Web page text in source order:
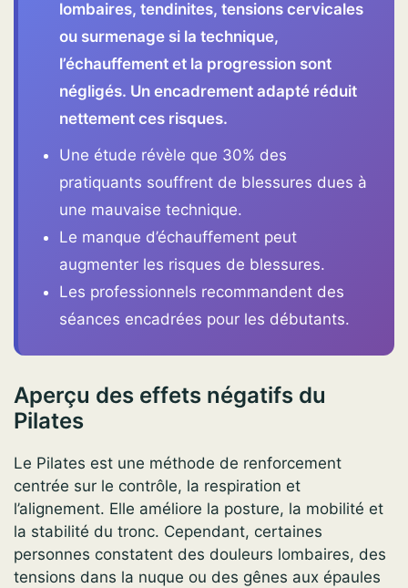
lombaires, tendinites, tensions cervicales
ou surmenage si la technique,
l’échauffement et la progression sont
négligés. Un encadrement adapté réduit
nettement ces risques.
Une étude révèle que 30% des
pratiquants souffrent de blessures dues à
une mauvaise technique.
Le manque d’échauffement peut
augmenter les risques de blessures.
Les professionnels recommandent des
séances encadrées pour les débutants.
Aperçu des effets négatifs du
Pilates
Le Pilates est une méthode de renforcement
centrée sur le contrôle, la respiration et
l’alignement. Elle améliore la posture, la mobilité et
la stabilité du tronc. Cependant, certaines
personnes constatent des douleurs lombaires, des
tensions dans la nuque ou des gênes aux épaules